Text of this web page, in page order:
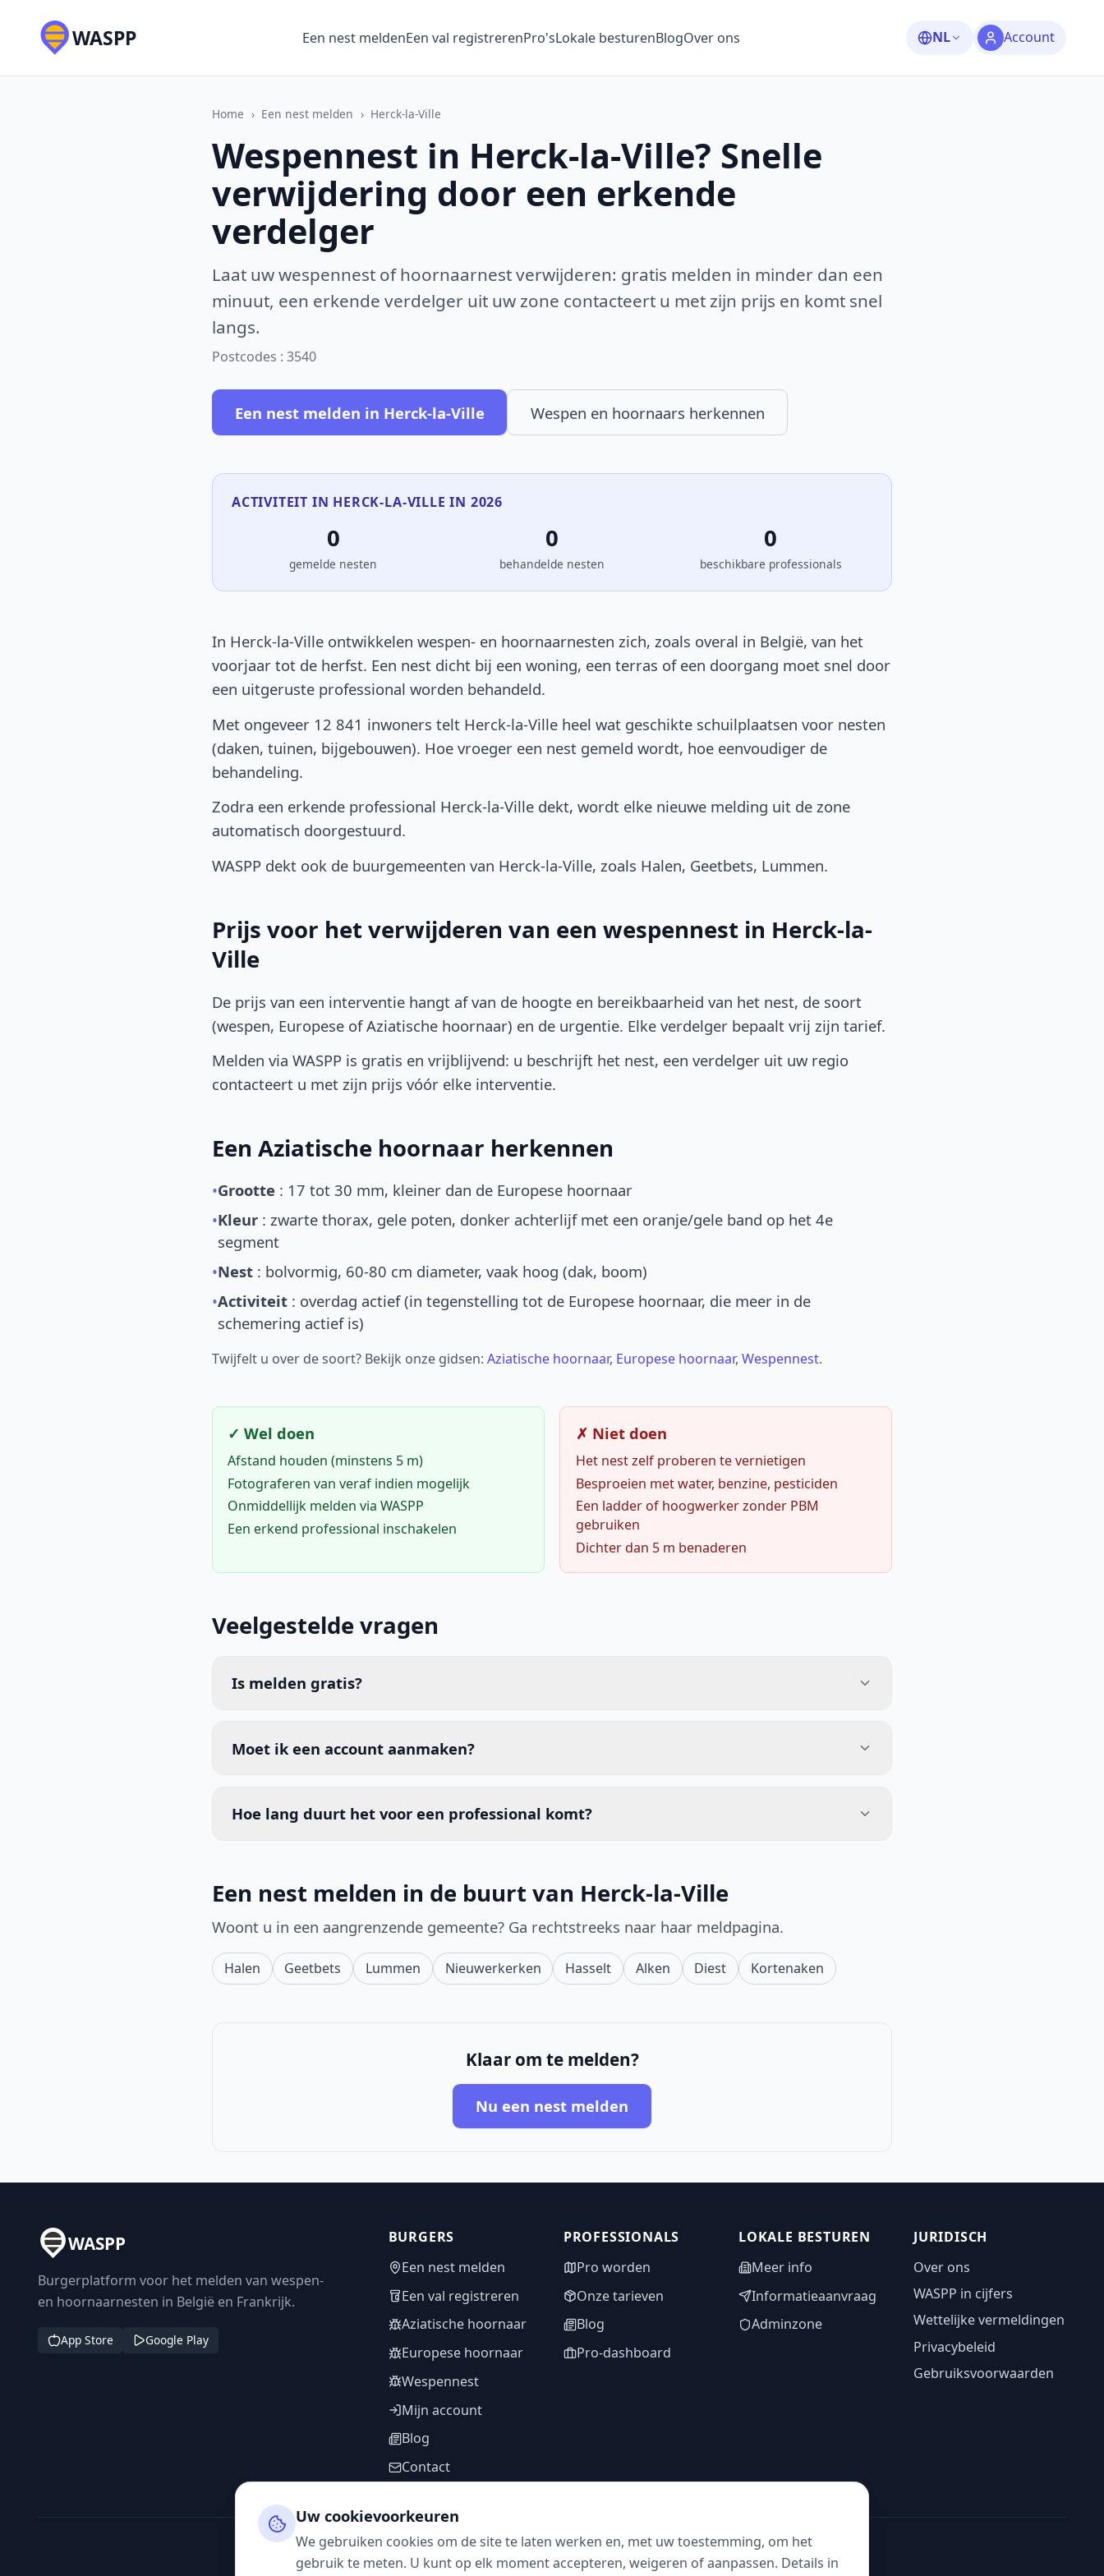
WASPP Een nest meldenEen val registrerenPro'sLokale besturenBlogOver ons NL Account
Home › Een nest melden › Herck-la-Ville
Wespennest in Herck-la-Ville? Snelle
verwijdering door een erkende
verdelger
Laat uw wespennest of hoornaarnest verwijderen: gratis melden in minder dan een
minuut, een erkende verdelger uit uw zone contacteert u met zijn prijs en komt snel
langs.
Postcodes : 3540
Een nest melden in Herck-la-Ville Wespen en hoornaars herkennen
ACTIVITEIT IN HERCK-LA-VILLE IN 2026
0
gemelde nesten
0
behandelde nesten
0
beschikbare professionals
In Herck-la-Ville ontwikkelen wespen- en hoornaarnesten zich, zoals overal in België, van het
voorjaar tot de herfst. Een nest dicht bij een woning, een terras of een doorgang moet snel door
een uitgeruste professional worden behandeld.
Met ongeveer 12 841 inwoners telt Herck-la-Ville heel wat geschikte schuilplaatsen voor nesten
(daken, tuinen, bijgebouwen). Hoe vroeger een nest gemeld wordt, hoe eenvoudiger de
behandeling.
Zodra een erkende professional Herck-la-Ville dekt, wordt elke nieuwe melding uit de zone
automatisch doorgestuurd.
WASPP dekt ook de buurgemeenten van Herck-la-Ville, zoals Halen, Geetbets, Lummen.
Prijs voor het verwijderen van een wespennest in Herck-la-
Ville
De prijs van een interventie hangt af van de hoogte en bereikbaarheid van het nest, de soort
(wespen, Europese of Aziatische hoornaar) en de urgentie. Elke verdelger bepaalt vrij zijn tarief.
Melden via WASPP is gratis en vrijblijvend: u beschrijft het nest, een verdelger uit uw regio
contacteert u met zijn prijs vóór elke interventie.
Een Aziatische hoornaar herkennen
•Grootte : 17 tot 30 mm, kleiner dan de Europese hoornaar
•Kleur : zwarte thorax, gele poten, donker achterlijf met een oranje/gele band op het 4e
segment
•Nest : bolvormig, 60-80 cm diameter, vaak hoog (dak, boom)
•Activiteit : overdag actief (in tegenstelling tot de Europese hoornaar, die meer in de
schemering actief is)
Twijfelt u over de soort? Bekijk onze gidsen: Aziatische hoornaar, Europese hoornaar, Wespennest.
✓ Wel doen
Afstand houden (minstens 5 m)
Fotograferen van veraf indien mogelijk
Onmiddellijk melden via WASPP
Een erkend professional inschakelen
✗ Niet doen
Het nest zelf proberen te vernietigen
Besproeien met water, benzine, pesticiden
Een ladder of hoogwerker zonder PBM
gebruiken
Dichter dan 5 m benaderen
Veelgestelde vragen
Is melden gratis?
Moet ik een account aanmaken?
Hoe lang duurt het voor een professional komt?
Een nest melden in de buurt van Herck-la-Ville
Woont u in een aangrenzende gemeente? Ga rechtstreeks naar haar meldpagina.
Halen Geetbets Lummen Nieuwerkerken Hasselt Alken Diest Kortenaken
Klaar om te melden?
Nu een nest melden
WASPP
Burgerplatform voor het melden van wespen-
en hoornaarnesten in België en Frankrijk.
App Store Google Play
BURGERS
Een nest melden
Een val registreren
Aziatische hoornaar
Europese hoornaar
Wespennest
Mijn account
Blog
Contact
PROFESSIONALS
Pro worden
Onze tarieven
Blog
Pro-dashboard
LOKALE BESTUREN
Meer info
Informatieaanvraag
Adminzone
JURIDISCH
Over ons
WASPP in cijfers
Wettelijke vermeldingen
Privacybeleid
Gebruiksvoorwaarden
VOLG ONS
Uw cookievoorkeuren
We gebruiken cookies om de site te laten werken en, met uw toestemming, om het
gebruik te meten. U kunt op elk moment accepteren, weigeren of aanpassen. Details in